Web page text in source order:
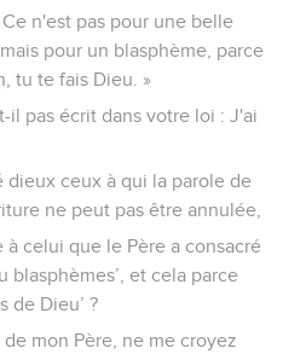
n'est pas pour une belle
pour un blasphème, parce
tu te fais Dieu. »
il pas écrit dans votre loi : J'ai
dieux ceux à qui la parole de
ne peut pas être annulée,
celui que le Père a consacré
blasphèmes’, et cela parce
de Dieu’ ?
mon Père, ne me croyez